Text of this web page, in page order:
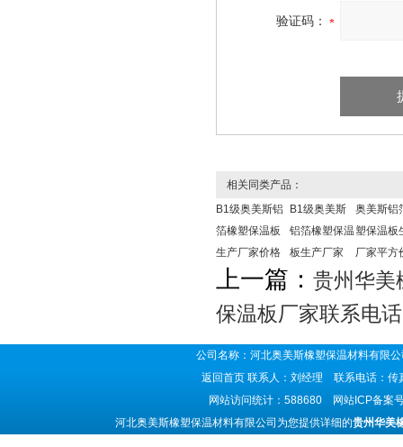
验证码：
相关同类产品：
B1级奥美斯铝
箔橡塑保温板
生产厂家价格
B1级奥美斯
铝箔橡塑保温
板生产厂家
奥美斯铝
塑保温板
厂家平方
上一篇： 贵州华美
保温板厂家联系电话
公司名称：河北奥美斯橡塑保温材料有
返回首页 联系人：刘经理 联系电话：
网站访问统计：588680 网站ICP备案
河北奥美斯橡塑保温材料有限公司为您提供详细的贵州华美